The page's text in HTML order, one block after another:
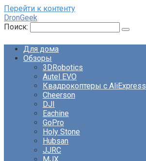
Перейти к контенту
DronGeek
Поиск:
Для дома
Обзоры
3DRobotics
Autel EVO
Квадрокоптеры с AliExpress
Cheerson
DJI
Eachine
GoPro
Holy Stone
Hubsan
JJRC